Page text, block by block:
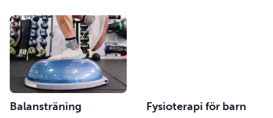
Balansträning Fysioterapi för barn